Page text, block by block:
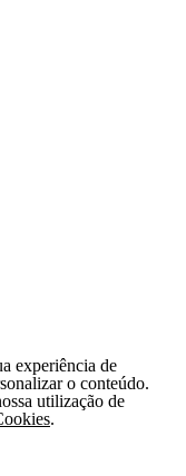
experiência de
o conteúdo.
utilização de
.